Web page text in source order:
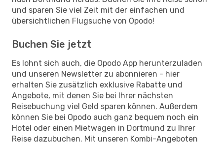
und sparen Sie viel Zeit mit der einfachen und
übersichtlichen Flugsuche von Opodo!
Buchen Sie jetzt
Es lohnt sich auch, die Opodo App herunterzuladen
und unseren Newsletter zu abonnieren - hier
erhalten Sie zusätzlich exklusive Rabatte und
Angebote, mit denen Sie bei Ihrer nächsten
Reisebuchung viel Geld sparen können. Außerdem
können Sie bei Opodo auch ganz bequem noch ein
Hotel oder einen Mietwagen in Dortmund zu Ihrer
Reise dazubuchen. Mit unseren Kombi-Angeboten